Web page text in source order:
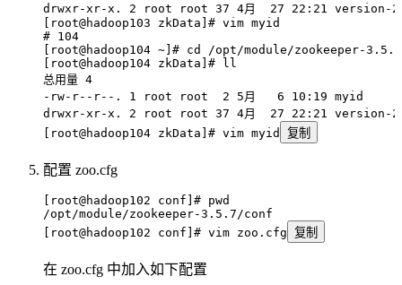
drwxr-xr-x.
2 root root 37 4月
  27
22:21
version-2
[root@hadoop103 zkData]# vim myid
# 104
[root@hadoop104 ~]# cd /opt/module/zookeeper-
[root@hadoop104 zkData]# ll
总用量 4
-rw-r--r--.
1 root root
  2
5月
   6
10:19 myid
drwxr-xr-x.
2 root root 37 4月
  27
22:21
version-2
[root@hadoop104 zkData]# vim myid
复制
配置 zoo.cfg
[root@hadoop102 conf]# pwd
/opt/module/zookeeper-3.5.7/conf
[root@hadoop102 conf]# vim zoo.cfg 复制
在 zoo.cfg 中加入如下配置